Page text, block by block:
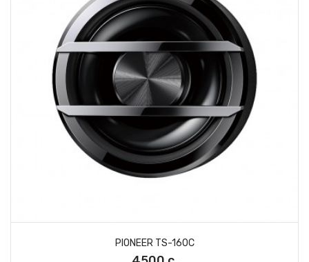
PIONEER TS-160C